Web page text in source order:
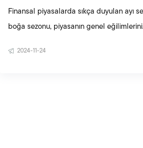
Finansal piyasalarda sıkça duyulan ayı sezonu ve
boğa sezonu, piyasanın genel eğilimlerini
2024-11-24